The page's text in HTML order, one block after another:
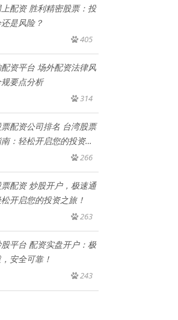
配资 胜利精密股票：投
是风险？
405
资平台 场外配资法律风
要点分析
314
配资公司排名 台湾股票
：轻松开启您的投资之
266
配资 炒股开户，极速通
开启您的投资之旅！
263
平台 配资实盘开户：极
安全可靠！
243